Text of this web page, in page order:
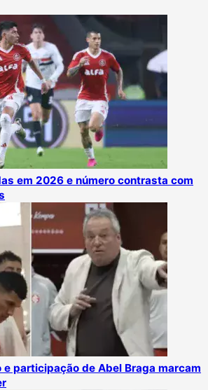
em 2026 e número contrasta com
e participação de Abel Braga marcam